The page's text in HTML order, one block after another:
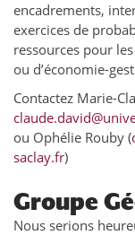
encadrements,
exercices de
ressources pour
ou d’économie-
Contactez Marie-
ou Ophélie Rouby (
saclay.fr)
Groupe
Nous serions